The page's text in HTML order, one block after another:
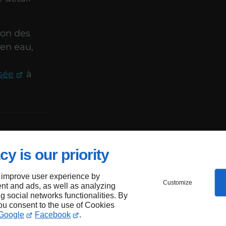
is our priority
user experience by
and ads, as well as analyzing
social networks functionalities. By
consent to the use of Cookies
Facebook .
Customize
des
eau,
à
à
à